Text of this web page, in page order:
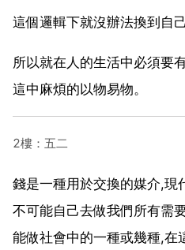
這個邏輯下就沒辦法換到自
所以就在人的生活中必須要
這中麻煩的以物易物。
2樓：五二
錢是一種用於交換的媒介,現
不可能自己去做我們所有需
能做社會中的一種或幾種,在